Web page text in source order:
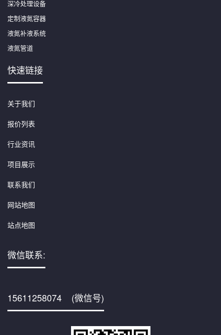
深冷处理设备
定制液氮容器
液氮补液系统
液氮管道
快速链接
关于我们
报价列表
行业资讯
项目展示
联系我们
网站地图
站点地图
微信联系:
15611258074 (微信号)